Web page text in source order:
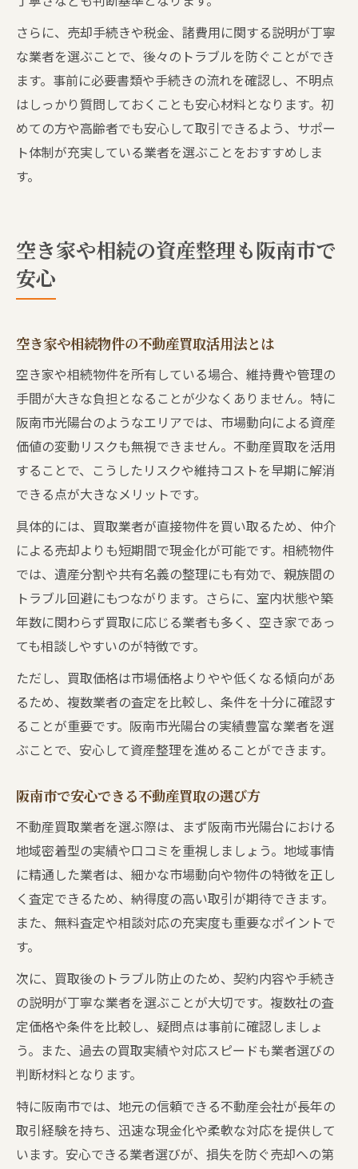
さらに、売却手続きや税金、諸費用に関する説明が丁寧
な業者を選ぶことで、後々のトラブルを防ぐことができ
ます。事前に必要書類や手続きの流れを確認し、不明点
はしっかり質問しておくことも安心材料となります。初
めての方や高齢者でも安心して取引できるよう、サポー
ト体制が充実している業者を選ぶことをおすすめしま
す。
空き家や相続の資産整理も阪南市で
安心
空き家や相続物件の不動産買取活用法とは
空き家や相続物件を所有している場合、維持費や管理の
手間が大きな負担となることが少なくありません。特に
阪南市光陽台のようなエリアでは、市場動向による資産
価値の変動リスクも無視できません。不動産買取を活用
することで、こうしたリスクや維持コストを早期に解消
できる点が大きなメリットです。
具体的には、買取業者が直接物件を買い取るため、仲介
による売却よりも短期間で現金化が可能です。相続物件
では、遺産分割や共有名義の整理にも有効で、親族間の
トラブル回避にもつながります。さらに、室内状態や築
年数に関わらず買取に応じる業者も多く、空き家であっ
ても相談しやすいのが特徴です。
ただし、買取価格は市場価格よりやや低くなる傾向があ
るため、複数業者の査定を比較し、条件を十分に確認す
ることが重要です。阪南市光陽台の実績豊富な業者を選
ぶことで、安心して資産整理を進めることができます。
阪南市で安心できる不動産買取の選び方
不動産買取業者を選ぶ際は、まず阪南市光陽台における
地域密着型の実績や口コミを重視しましょう。地域事情
に精通した業者は、細かな市場動向や物件の特徴を正し
く査定できるため、納得度の高い取引が期待できます。
また、無料査定や相談対応の充実度も重要なポイントで
す。
次に、買取後のトラブル防止のため、契約内容や手続き
の説明が丁寧な業者を選ぶことが大切です。複数社の査
定価格や条件を比較し、疑問点は事前に確認しましょ
う。また、過去の買取実績や対応スピードも業者選びの
判断材料となります。
特に阪南市では、地元の信頼できる不動産会社が長年の
取引経験を持ち、迅速な現金化や柔軟な対応を提供して
います。安心できる業者選びが、損失を防ぐ売却への第